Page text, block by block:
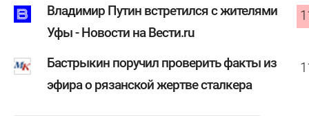
Владимир Путин встретился с жителями
Уфы - Новости на Вести.ru
Бастрыкин поручил проверить факты из
эфира о рязанской жертве сталкера